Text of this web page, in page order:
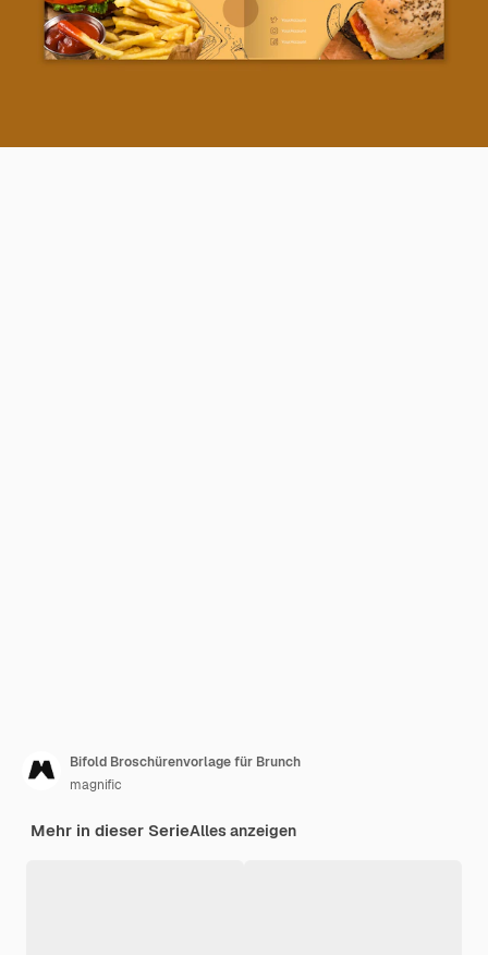
Bifold Broschürenvorlage für Brunch
magnific
Mehr in dieser SerieAlles anzeigen